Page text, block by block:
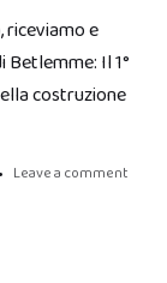
riceviamo e
Il 1°
costruzione
Leave a comment